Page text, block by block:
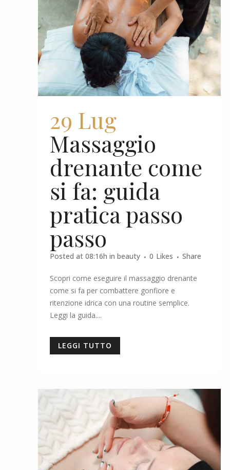
29 Lug
Massaggio
drenante come
si fa: guida
pratica passo
passo
Posted at 08:16h in beauty 0 Likes Share
Scopri come eseguire il massaggio drenante
come si fa per combattere gonfiore e
ritenzione idrica con una routine semplice.
Leggi la guida....
LEGGI TUTTO